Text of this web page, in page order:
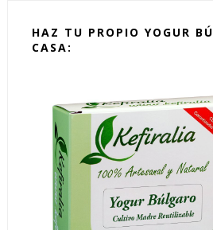
HAZ TU PROPIO YOGUR
CASA: